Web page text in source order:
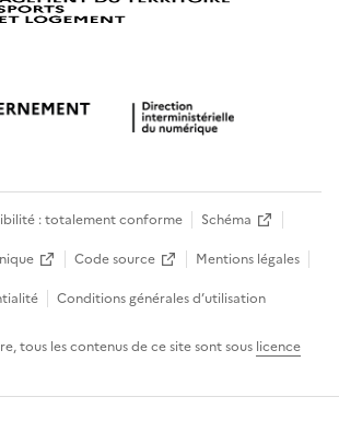
: totalement conforme
Schéma
Code source
Mentions légales
Conditions générales d’utilisation
tous les contenus de ce site sont sous licence